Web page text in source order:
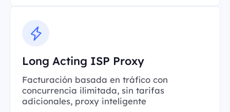
Long Acting ISP Proxy
Facturación basada en tráfico con
concurrencia ilimitada, sin tarifas
adicionales, proxy inteligente